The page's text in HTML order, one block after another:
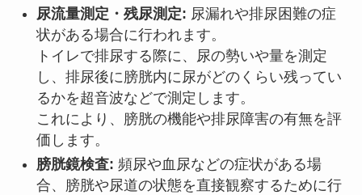
尿流量測定・残尿測定: 尿漏れや排尿困難の症
状がある場合に行われます。
トイレで排尿する際に、尿の勢いや量を測定
し、排尿後に膀胱内に尿がどのくらい残ってい
るかを超音波などで測定します。
これにより、膀胱の機能や排尿障害の有無を評
価します。
膀胱鏡検査: 頻尿や血尿などの症状がある場
合、膀胱や尿道の状態を直接観察するために行